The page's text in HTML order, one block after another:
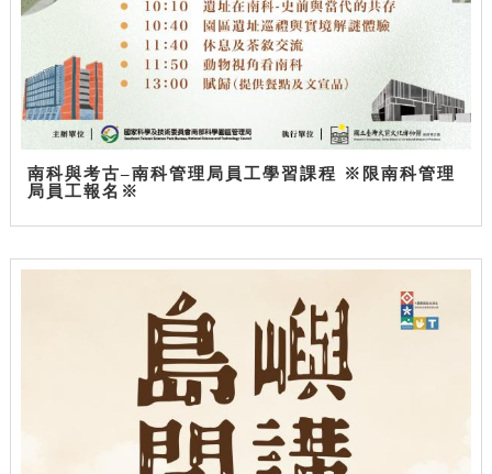
南科與考古–南科管理局員工學習課程 ※限南科管理
局員工報名※